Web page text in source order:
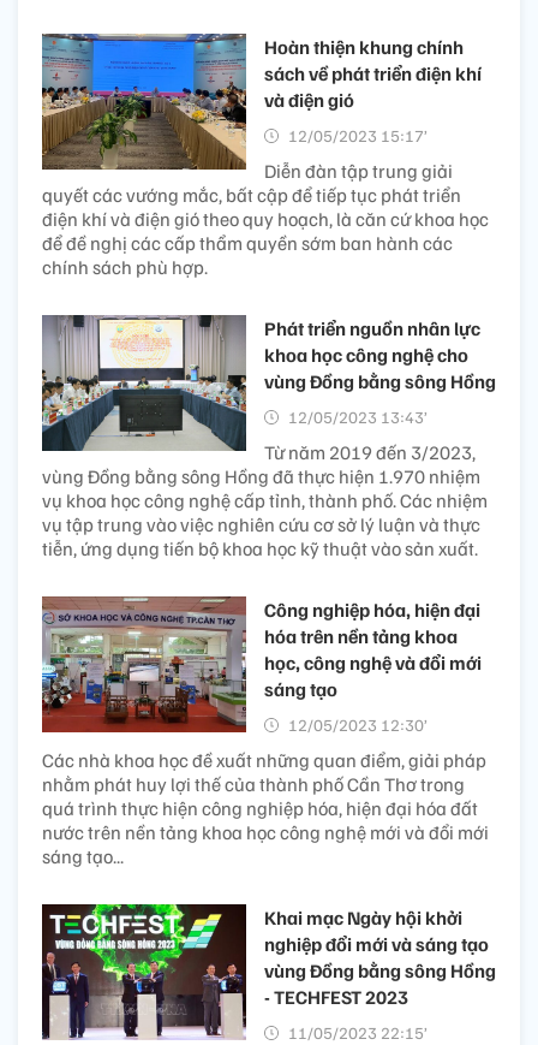
Hoàn thiện khung chính
sách về phát triển điện khí
và điện gió
12/05/2023 15:17’
Diễn đàn tập trung giải
quyết các vướng mắc, bất cập để tiếp tục phát triển
điện khí và điện gió theo quy hoạch, là căn cứ khoa học
để đề nghị các cấp thẩm quyền sớm ban hành các
chính sách phù hợp.
Phát triển nguồn nhân lực
khoa học công nghệ cho
vùng Đồng bằng sông Hồng
12/05/2023 13:43’
Từ năm 2019 đến 3/2023,
vùng Đồng bằng sông Hồng đã thực hiện 1.970 nhiệm
vụ khoa học công nghệ cấp tỉnh, thành phố. Các nhiệm
vụ tập trung vào việc nghiên cứu cơ sở lý luận và thực
tiễn, ứng dụng tiến bộ khoa học kỹ thuật vào sản xuất.
Công nghiệp hóa, hiện đại
hóa trên nền tảng khoa
học, công nghệ và đổi mới
sáng tạo
12/05/2023 12:30’
Các nhà khoa học đề xuất những quan điểm, giải pháp
nhằm phát huy lợi thế của thành phố Cần Thơ trong
quá trình thực hiện công nghiệp hóa, hiện đại hóa đất
nước trên nền tảng khoa học công nghệ mới và đổi mới
sáng tạo...
Khai mạc Ngày hội khởi
nghiệp đổi mới và sáng tạo
vùng Đồng bằng sông Hồng
- TECHFEST 2023
11/05/2023 22:15’